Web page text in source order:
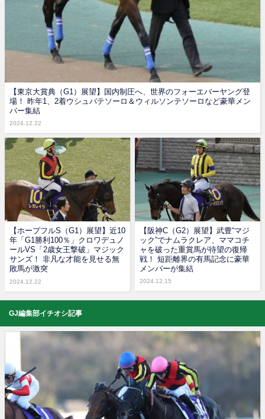
【東京大賞典（G1）展望】国内制圧へ、世界のフォーエバーヤング登
場！ 昨年1、2着ウシュバテソーロ＆ウィルソンテソーロなど豪華メン
バー集結
2024.12.22
【ホープフルS（G1）展望】近10
年「G1勝利100％」クロワデュノ
ールVS「2歳女王撃破」マジック
サンズ！ 非凡な才能を見せる無
敗馬が激突
2024.12.22
【阪神C（G2）展望】武豊“マジ
ック”でナムラクレア、ママコチ
ャを破った重賞馬が待望の復帰
戦！ 短距離界の有馬記念に豪華
メンバーが集結
2024.12.15
GJ編集部イチオシ記事